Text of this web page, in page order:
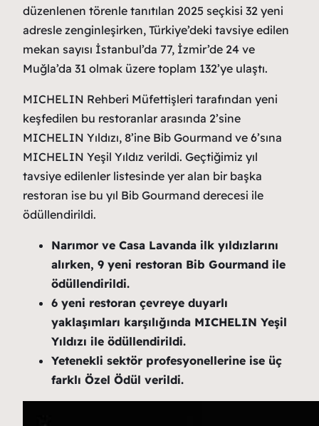
düzenlenen törenle tanıtılan 2025 seçkisi 32 yeni
adresle zenginleşirken, Türkiye’deki tavsiye edilen
mekan sayısı İstanbul’da 77, İzmir’de 24 ve
Muğla’da 31 olmak üzere toplam 132’ye ulaştı.
MICHELIN Rehberi Müfettişleri tarafından yeni
keşfedilen bu restoranlar arasında 2’sine
MICHELIN Yıldızı, 8’ine Bib Gourmand ve 6’sına
MICHELIN Yeşil Yıldız verildi. Geçtiğimiz yıl
tavsiye edilenler listesinde yer alan bir başka
restoran ise bu yıl Bib Gourmand derecesi ile
ödüllendirildi.
Narımor ve Casa Lavanda ilk yıldızlarını
alırken, 9 yeni restoran Bib Gourmand ile
ödüllendirildi.
6 yeni restoran çevreye duyarlı
yaklaşımları karşılığında MICHELIN Yeşil
Yıldızı ile ödüllendirildi.
Yetenekli sektör profesyonellerine ise üç
farklı Özel Ödül verildi.